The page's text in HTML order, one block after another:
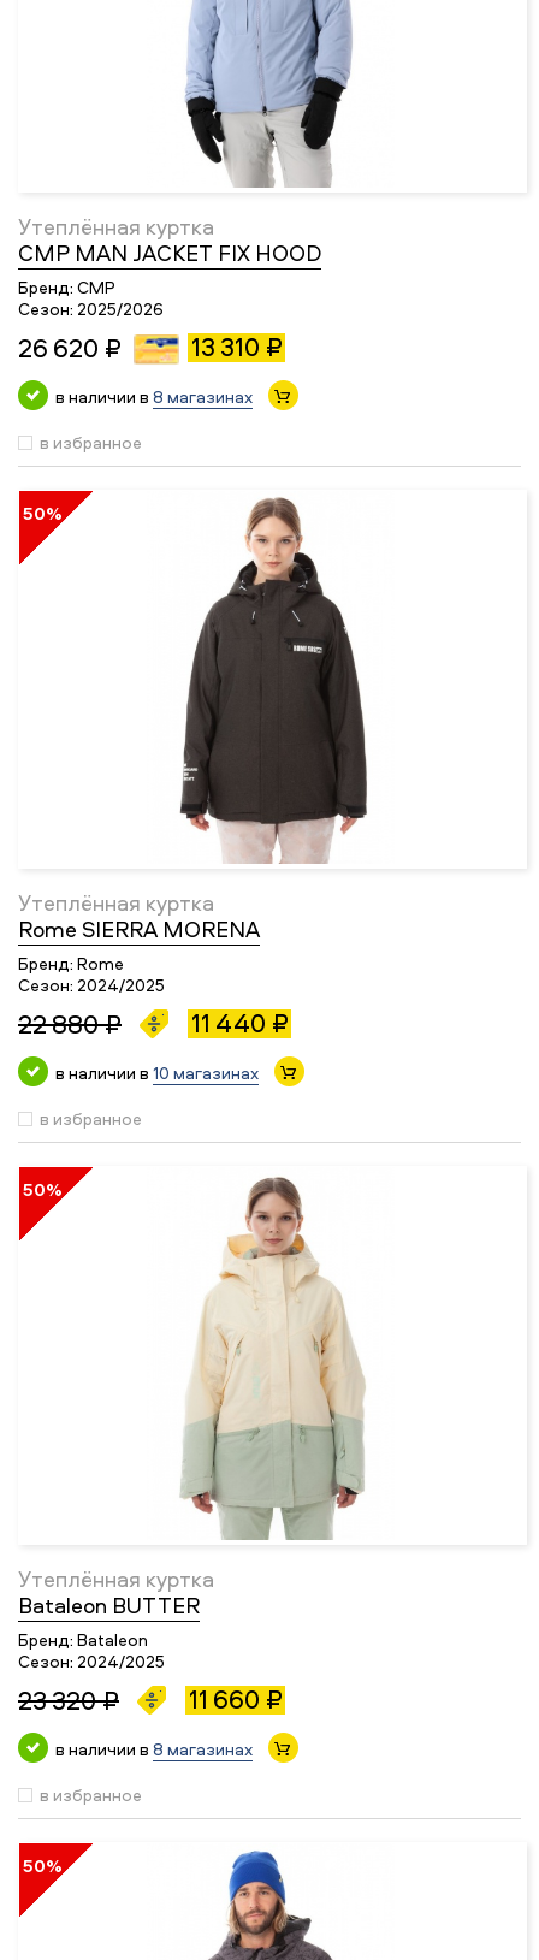
Утеплённая куртка
CMP MAN JACKET FIX HOOD
Бренд: CMP
Сезон: 2025/2026
26 620 ₽ 13 310 ₽
в наличии в 8 магазинах
в избранное
50%
Утеплённая куртка
Rome SIERRA MORENA
Бренд: Rome
Сезон: 2024/2025
22 880 ₽ 11 440 ₽
в наличии в 10 магазинах
в избранное
50%
Утеплённая куртка
Bataleon BUTTER
Бренд: Bataleon
Сезон: 2024/2025
23 320 ₽ 11 660 ₽
в наличии в 8 магазинах
в избранное
50%